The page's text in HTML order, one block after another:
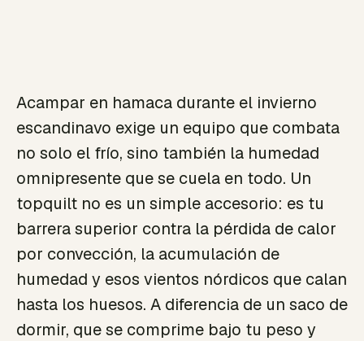
Acampar en hamaca durante el invierno
escandinavo exige un equipo que combata
no solo el frío, sino también la humedad
omnipresente que se cuela en todo. Un
topquilt no es un simple accesorio: es tu
barrera superior contra la pérdida de calor
por convección, la acumulación de
humedad y esos vientos nórdicos que calan
hasta los huesos. A diferencia de un saco de
dormir, que se comprime bajo tu peso y